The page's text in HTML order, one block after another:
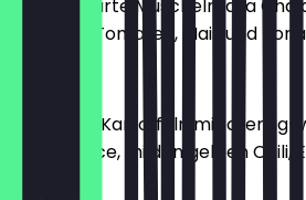
Sanft gegarte Muscheln 'a la
Zwiebeln, Tomaten, Mais und
Gekochte Kartoffeln mit cremig-
Andensauce, milden gelben Chili,